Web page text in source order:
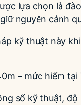
lựa chọn là
nguyên cảnh
kỹ thuật này
– mức hiếm tại
số kỹ thuật, độ